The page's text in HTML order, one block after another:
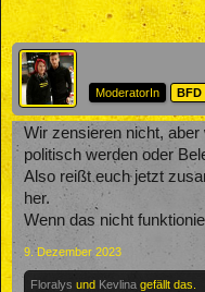
ModeratorIn
BFD
Wir zensieren nicht,
politisch werden oder
Also reißt euch jetzt
her.
Wenn das nicht
9. Dezember 2023
Floralys und Kevlina gefällt das.